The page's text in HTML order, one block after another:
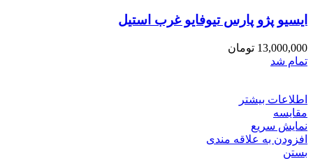
ایسیو پژو پارس تیوفایو غرب استیل
13,000,000 تومان
تمام شد
اطلاعات بیشتر
مقایسه
نمایش سریع
افزودن به علاقه مندی
بستن